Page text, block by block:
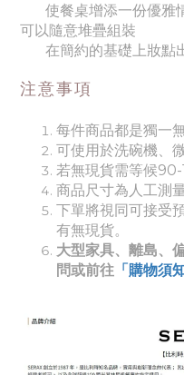
使餐桌增添一份優雅
可以隨意堆疊組裝
在簡約的基礎上妝點
注意事項
每件商品都是獨一無
可使用於洗碗機、
若無現貨需等候90-
商品尺寸為人工測
下單將視同可接受
有無現貨。
大型家具、離島、
問或前往 「購物須